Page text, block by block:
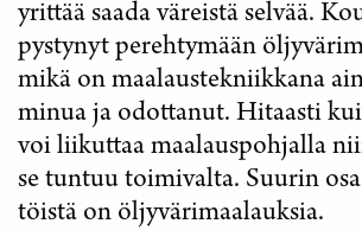
yrittää saada väreistä selvää.
pystynyt perehtymään
mikä on maalaustekniikkana
minua ja odottanut. Hitaasti
voi liikuttaa maalauspohjalla
se tuntuu toimivalta. Suurin
töistä on öljyvärimaalauksia.